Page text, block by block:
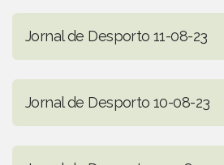
Jornal de Desporto 11-08-23
Jornal de Desporto 10-08-23